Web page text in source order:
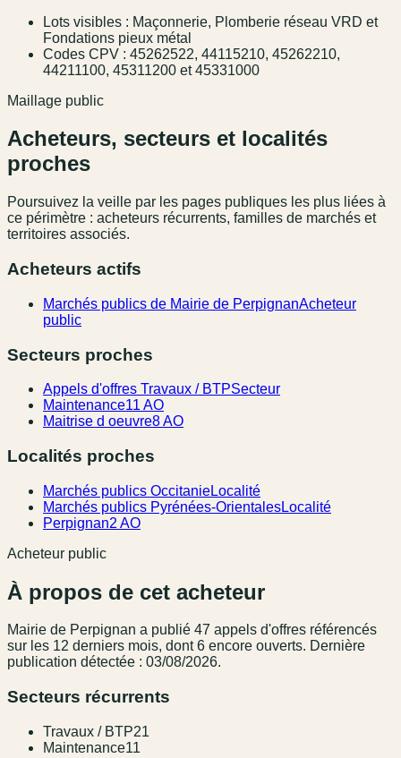
Lots visibles : Maçonnerie, Plomberie réseau VRD et
Fondations pieux métal
Codes CPV : 45262522, 44115210, 45262210,
44211100, 45311200 et 45331000
Maillage public
Acheteurs, secteurs et localités
proches
Poursuivez la veille par les pages publiques les plus liées à
ce périmètre : acheteurs récurrents, familles de marchés et
territoires associés.
Acheteurs actifs
Marchés publics de Mairie de PerpignanAcheteur
public
Secteurs proches
Appels d'offres Travaux / BTPSecteur
Maintenance11 AO
Maitrise d oeuvre8 AO
Localités proches
Marchés publics OccitanieLocalité
Marchés publics Pyrénées-OrientalesLocalité
Perpignan2 AO
Acheteur public
À propos de cet acheteur
Mairie de Perpignan a publié 47 appel s d'offres référencés
sur les 12 derniers mois, dont 6 encore ouverts. Dernière
publication détectée : 03/08/2026.
Secteurs récurrents
Travaux / BTP21
Maintenance11